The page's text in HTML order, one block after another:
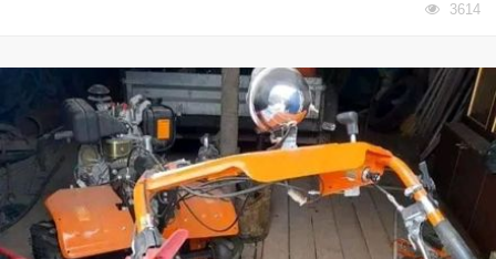
3614